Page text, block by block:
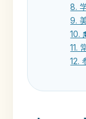
8.
9.
10.
11.
12.